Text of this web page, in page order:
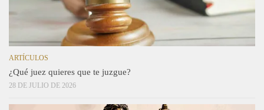
ARTÍCULOS
¿Qué juez quieres que te juzgue?
28 DE JULIO DE 2026